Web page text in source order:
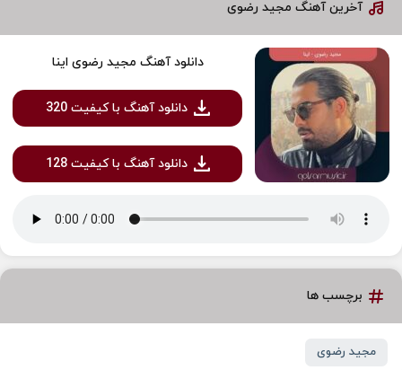
آخرین آهنگ مجید رضوی
دانلود آهنگ مجید رضوی اینا
دانلود آهنگ با کیفیت 320
دانلود آهنگ با کیفیت 128
برچسب ها
مجید رضوی